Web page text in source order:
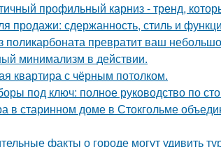
профильный карниз - тренд,
продажи: сдержанность, стиль и
поликарбоната превратит ваш
минимализм в действии.
квартира с чёрным потолком.
под ключ: полное руководство по
в старинном доме в Стокгольме
факты о городе могут удивить